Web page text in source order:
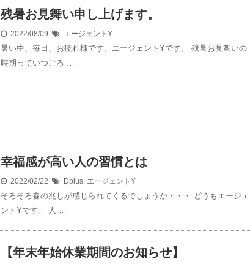
残暑お見舞い申し上げます。
2022/08/09 エージェントY
暑い中、毎日、お疲れ様です。エージェントYです。 残暑お見舞いの
時期っていつごろ …
幸福感が高い人の習慣とは
2022/02/22 Dplus, エージェントY
そろそろ春の兆しが感じられてくるでしょうか・・・ どうもエージェ
ントYです。 人 …
【年末年始休業期間のお知らせ】